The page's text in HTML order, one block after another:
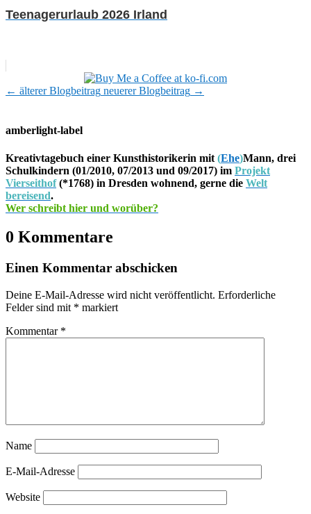
Teenagerurlaub 2026 Irland
← älterer Blogbeitrag neuerer Blogbeitrag →
amberlight-label
Kreativtagebuch einer Kunsthistorikerin mit (Ehe)Mann, drei
Schulkindern (01/2010, 07/2013 und 09/2017) im Projekt
Vierseithof(*1768) in Dresden wohnend, gerne die Welt
bereisend.
Wer schreibt hier und worüber?
0 Kommentare
Einen Kommentar abschicken
Deine E-Mail-Adresse wird nicht veröffentlicht. Erforderliche
Felder sind mit * markiert
Kommentar *
Name
E-Mail-Adresse
Website